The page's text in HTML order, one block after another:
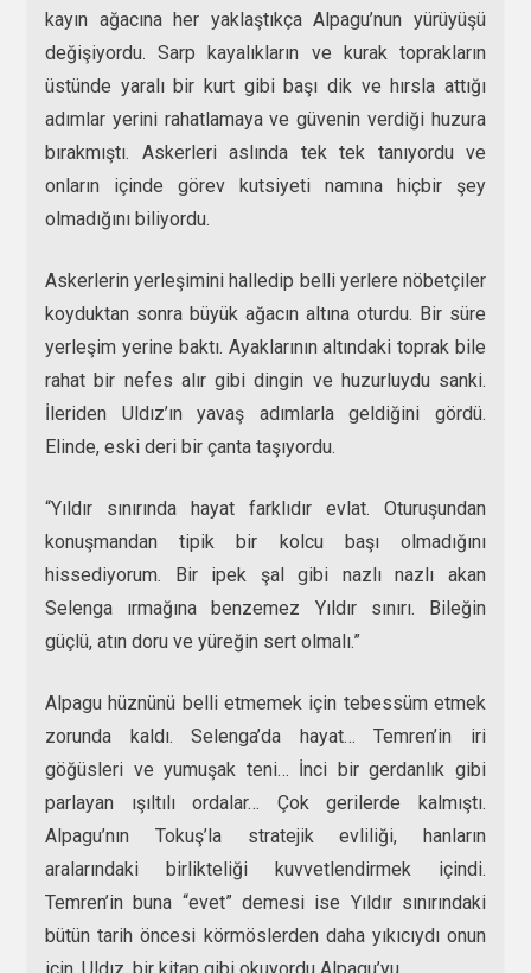
kayın ağacına her yaklaştıkça Alpagu’nun yürüyüşü
değişiyordu. Sarp kayalıkların ve kurak toprakların
üstünde yaralı bir kurt gibi başı dik ve hırsla attığı
adımlar yerini rahatlamaya ve güvenin verdiği huzura
bırakmıştı. Askerleri aslında tek tek tanıyordu ve
onların içinde görev kutsiyeti namına hiçbir şey
olmadığını biliyordu.
Askerlerin yerleşimini halledip belli yerlere nöbetçiler
koyduktan sonra büyük ağacın altına oturdu. Bir süre
yerleşim yerine baktı. Ayaklarının altındaki toprak bile
rahat bir nefes alır gibi dingin ve huzurluydu sanki.
İleriden Uldız’ın yavaş adımlarla geldiğini gördü.
Elinde, eski deri bir çanta taşıyordu.
“Yıldır sınırında hayat farklıdır evlat. Oturuşundan
konuşmandan tipik bir kolcu başı olmadığını
hissediyorum. Bir ipek şal gibi nazlı nazlı akan
Selenga ırmağına benzemez Yıldır sınırı. Bileğin
güçlü, atın doru ve yüreğin sert olmalı.”
Alpagu hüznünü belli etmemek için tebessüm etmek
zorunda kaldı. Selenga’da hayat… Temren’in iri
göğüsleri ve yumuşak teni… İnci bir gerdanlık gibi
parlayan ışıltılı ordalar… Çok gerilerde kalmıştı.
Alpagu’nın Tokuş’la stratejik evliliği, hanların
aralarındaki birlikteliği kuvvetlendirmek içindi.
Temren’in buna “evet” demesi ise Yıldır sınırındaki
bütün tarih öncesi körmöslerden daha yıkıcıydı onun